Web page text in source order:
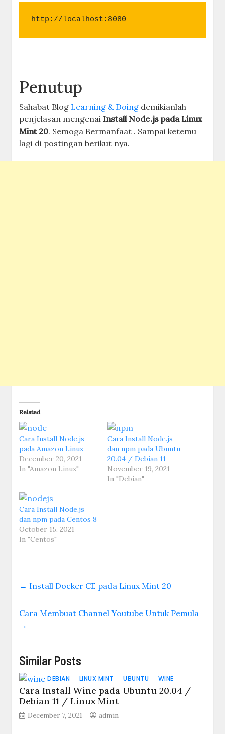
http://localhost:8080
Penutup
Sahabat Blog Learning & Doing demikianlah
penjelasan mengenaiInstall Node.js pada Linux
Mint 20. Semoga Bermanfaat . Sampai ketemu
lagi di postingan berikut nya.
Related
Cara Install Node.js
pada Amazon Linux
December 20, 2021
In "Amazon Linux"
Cara Install Node.js
dan npm pada Ubuntu
20.04 / Debian 11
November 19, 2021
In "Debian"
Cara Install Node.js
dan npm pada Centos 8
October 15, 2021
In "Centos"
← Install Docker CE pada Linux Mint 20
Cara Membuat Channel Youtube Untuk Pemula
→
Similar Posts
DEBIAN LINUX MINT UBUNTU WINE
Cara Install Wine pada Ubuntu 20.04 /
Debian 11 / Linux Mint
December 7, 2021 admin